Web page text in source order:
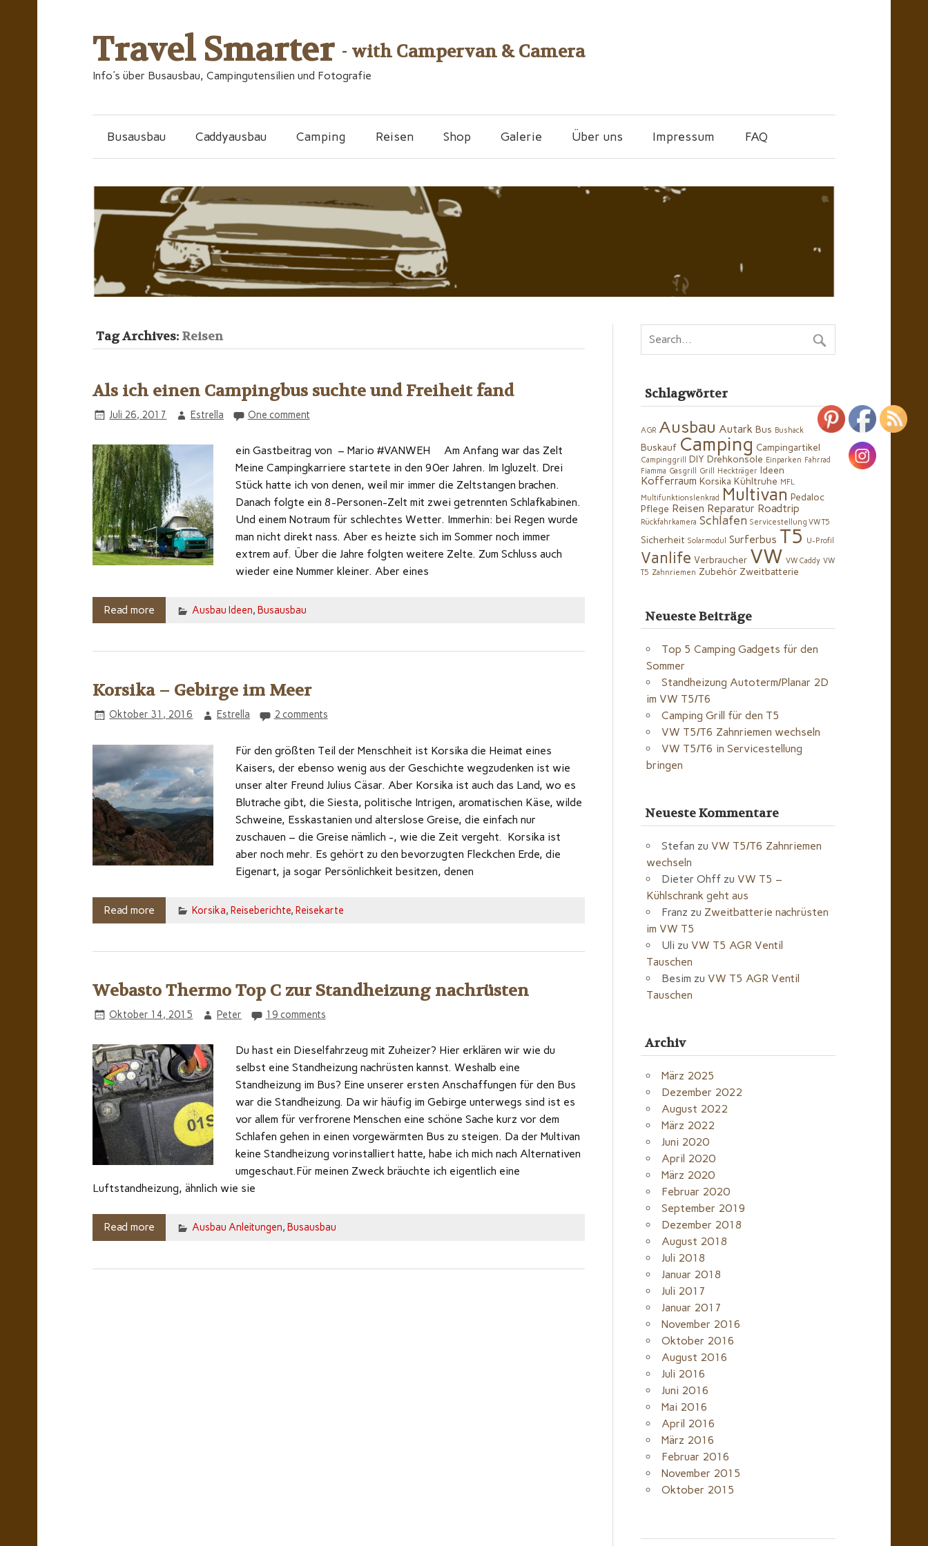
Travel Smarter - with Campervan & Camera
Info's über Busausbau, Campingutensilien und Fotografie
Busausbau Caddyausbau Camping Reisen Shop Galerie Über uns Impressum FAQ
Tag Archives: Reisen
Als ich einen Campingbus suchte und Freiheit fand
Juli 26, 2017 Estrella One comment
ein Gastbeitrag von – Mario #VANWEH Am Anfang war das Zelt
Meine Campingkarriere startete in den 90er Jahren. Im Igluzelt. Drei
Stück hatte ich von denen, weil mir immer die Zeltstangen brachen.
Danach folgte ein 8-Personen-Zelt mit zwei getrennten Schlafkabinen.
Und einem Notraum für schlechtes Wetter. Immerhin: bei Regen wurde
man nicht direkt nass. Aber es heizte sich im Sommer noch immer
extrem auf. Über die Jahre folgten weitere Zelte. Zum Schluss auch
wieder eine Nummer kleiner. Aber eines
Read more Ausbau Ideen,Busausbau
Korsika – Gebirge im Meer
Oktober 31, 2016 Estrella 2 comments
Für den größten Teil der Menschheit ist Korsika die Heimat eines
Kaisers, der ebenso wenig aus der Geschichte wegzudenken ist wie
unser alter Freund Julius Cäsar. Aber Korsika ist auch das Land, wo es
Blutrache gibt, die Siesta, politische Intrigen, aromatischen Käse, wilde
Schweine, Esskastanien und alterslose Greise, die einfach nur
zuschauen – die Greise nämlich -, wie die Zeit vergeht. Korsika ist
aber noch mehr. Es gehört zu den bevorzugten Fleckchen Erde, die
Eigenart, ja sogar Persönlichkeit besitzen, denen
Read more Korsika,Reiseberichte,Reisekarte
Webasto Thermo Top C zur Standheizung nachrüsten
Oktober 14, 2015 Peter 19 comments
Du hast ein Dieselfahrzeug mit Zuheizer? Hier erklären wir wie du
selbst eine Standheizung nachrüsten kannst. Weshalb eine
Standheizung im Bus? Eine unserer ersten Anschaffungen für den Bus
war die Standheizung. Da wir häufig im Gebirge unterwegs sind ist es
vor allem für verfrorene Menschen eine schöne Sache kurz vor dem
Schlafen gehen in einen vorgewärmten Bus zu steigen. Da der Multivan
keine Standheizung vorinstalliert hatte, habe ich mich nach Alternativen
umgeschaut.Für meinen Zweck bräuchte ich eigentlich eine
Luftstandheizung, ähnlich wie sie
Read more Ausbau Anleitungen, Busausbau
Schlagwörter
AGR Ausbau Autark Bus Bushack
Buskauf Camping Campingartikel
Campinggrill DIY Drehkonsole Einparken Fahrrad
Fiamma Gasgrill Grill Heckträger Ideen
Kofferraum Korsika Kühltruhe MFL
Multifunktionslenkrad
Multivan Pedaloc
Pflege Reisen Reparatur Roadtrip
Rückfahrkamera Schlafen Servicestellung VW T5
Sicherheit Solarmodul Surferbus T5 U-Profil
Vanlife Verbraucher VW VW Caddy VW
T5 Zahnriemen Zubehör Zweitbatterie
Neueste Beiträge
Top 5 Camping Gadgets für den
Sommer
Standheizung Autoterm/Planar 2D
im VW T5/T6
Camping Grill für den T5
VW T5/T6 Zahnriemen wechseln
VW T5/T6 in Servicestellung
bringen
Neueste Kommentare
Stefan zuVW T5/T6 Zahnriemen
wechseln
Dieter Ohff zuVW T5 –
Kühlschrank geht aus
Franz zu Zweitbatterie nachrüsten
im VW T5
Uli zuVW T5 AGR Ventil
Tauschen
Besim zuVW T5 AGR Ventil
Tauschen
Archiv
März 2025
Dezember 2022
August 2022
März 2022
Juni 2020
April 2020
März 2020
Februar 2020
September 2019
Dezember 2018
August 2018
Juli 2018
Januar 2018
Juli 2017
Januar 2017
November 2016
Oktober 2016
August 2016
Juli 2016
Juni 2016
Mai 2016
April 2016
März 2016
Februar 2016
November 2015
Oktober 2015